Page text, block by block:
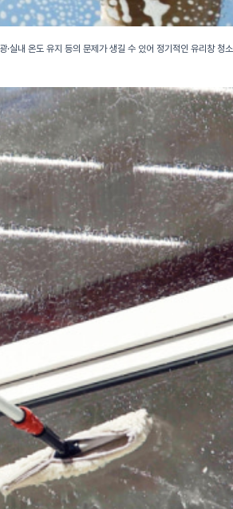
내 온도 유지 등의 문제가 생길 수 있어 정기적인 유리창 청